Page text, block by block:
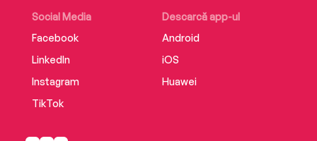
Social Media
Facebook
LinkedIn
Instagram
TikTok
Descarcă app-ul
Android
iOS
Huawei